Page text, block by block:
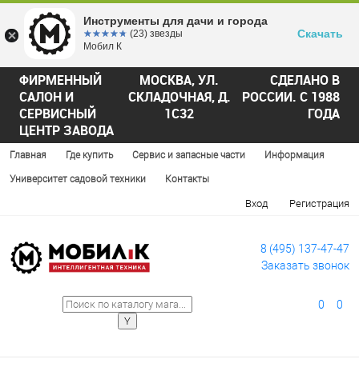
ФИРМЕННЫЙ
САЛОН И
СЕРВИСНЫЙ
ЦЕНТР ЗАВОДА
МОСКВА, УЛ.
СКЛАДОЧНАЯ, Д.
1С32
СДЕЛАНО В
РОССИИ. С 1988
ГОДА
Главная Где купить Сервис и запасные части Информация
Университет садовой техники Контакты
Вход Регистрация
8 (495) 137-47-47
Заказать звонок
0 0
Инструменты для дачи и города
☆☆☆☆☆
★★★★★ (23) звезды
Мобил К
Скачать